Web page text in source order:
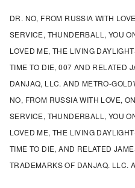
DR. NO, FROM RUSSIA WITH
SERVICE, THUNDERBALL, YOU
LOVED ME, THE LIVING
TIME TO DIE, 007 AND RELATED
DANJAQ, LLC. AND METRO-
NO, FROM RUSSIA WITH LOVE,
SERVICE, THUNDERBALL, YOU
LOVED ME, THE LIVING
TIME TO DIE, AND RELATED
TRADEMARKS OF DANJAQ. LLC.